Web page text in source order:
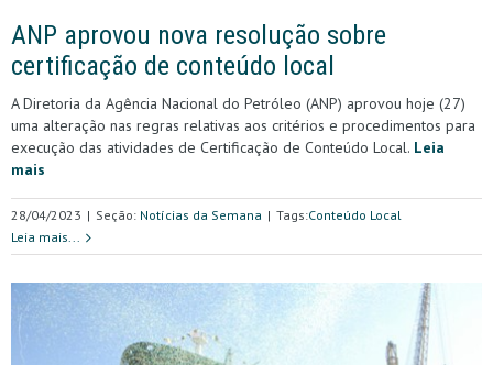
ANP aprovou nova resolução sobre
certificação de conteúdo local
A Diretoria da Agência Nacional do Petróleo (ANP) aprovou hoje (27)
uma alteração nas regras relativas aos critérios e procedimentos para
execução das atividades de Certificação de Conteúdo Local. Leia
mais
28/04/2023 | Seção: Notícias da Semana | Tags:Conteúdo Local
Leia mais...